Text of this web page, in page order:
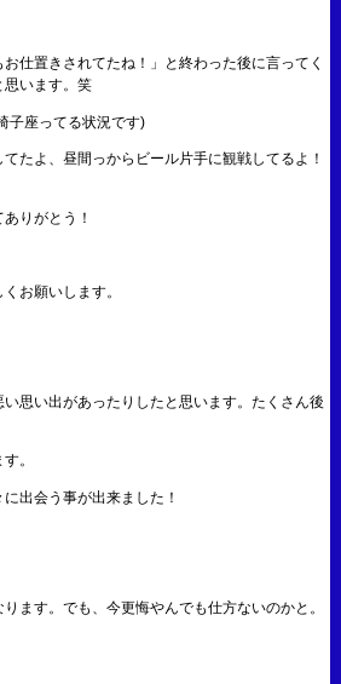
仕置きされてたね！」と終わった後に言ってく
思います。笑
子座ってる状況です)
たよ、昼間っからビール片手に観戦してるよ！
りがとう！
お願いします。
思い出があったりしたと思います。たくさん後
。
出会う事が出来ました！
ます。でも、今更悔やんでも仕方ないのかと。